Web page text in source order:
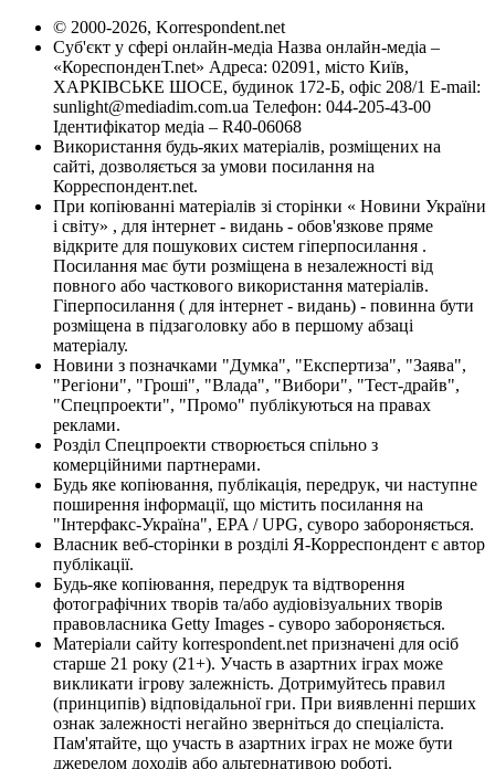
© 2000-2026, Korrespondent.net
Суб'єкт у сфері онлайн-медіа Назва онлайн-медіа –
«КореспонденТ.net» Адреса: 02091, місто Київ,
ХАРКІВСЬКЕ ШОСЕ, будинок 172-Б, офіс 208/1 E-mail:
sunlight@mediadim.com.ua Телефон: 044-205-43-00
Ідентифікатор медіа – R40-06068
Використання будь-яких матеріалів, розміщених на
сайті, дозволяється за умови посилання на
Корреспондент.net.
При копіюванні матеріалів зі сторінки « Новини України
і світу» , для інтернет - видань - обов'язкове пряме
відкрите для пошукових систем гіперпосилання .
Посилання має бути розміщена в незалежності від
повного або часткового використання матеріалів.
Гіперпосилання ( для інтернет - видань) - повинна бути
розміщена в підзаголовку або в першому абзаці
матеріалу.
Новини з позначками "Думка", "Експертиза", "Заява",
"Регіони", "Гроші", "Влада", "Вибори", "Тест-драйв",
"Спецпроекти", "Промо" публікуються на правах
реклами.
Розділ Спецпроекти створюється спільно з
комерційними партнерами.
Будь яке копіювання, публікація, передрук, чи наступне
поширення інформації, що містить посилання на
"Інтерфакс-Україна", EPA / UPG, суворо забороняється.
Власник веб-сторінки в розділі Я-Корреспондент є автор
публікації.
Будь-яке копіювання, передрук та відтворення
фотографічних творів та/або аудіовізуальних творів
правовласника Getty Images - суворо забороняється.
Матеріали сайту korrespondent.net призначені для осіб
старше 21 року (21+). Участь в азартних іграх може
викликати ігрову залежність. Дотримуйтесь правил
(принципів) відповідальної гри. При виявленні перших
ознак залежності негайно зверніться до спеціаліста.
Пам'ятайте, що участь в азартних іграх не може бути
джерелом доходів або альтернативою роботі.